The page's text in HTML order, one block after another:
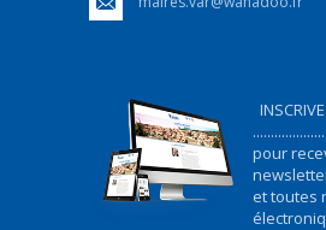
pour
et toutes